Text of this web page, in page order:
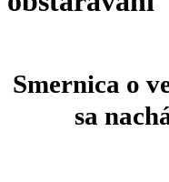
Smernica o
sa